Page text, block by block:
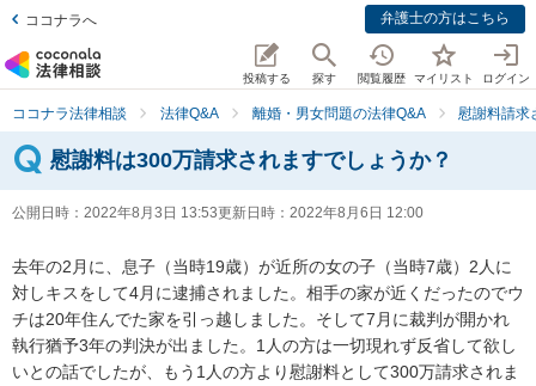
ココナラへ 弁護士の方はこちら
投稿する 探す 閲覧履歴 マイリスト ログイン
ココナラ法律相談 法律Q&A 離婚・男女問題の法律Q&A 慰謝料請求
慰謝料は300万請求されますでしょうか？
公開日時： 2022年8月3日 13:53更新日時： 2022年8月6日 12:00
去年の2月に、息子（当時19歳）が近所の女の子（当時7歳）2人に
対しキスをして4月に逮捕されました。相手の家が近くだったのでウ
チは20年住んでた家を引っ越しました。そして7月に裁判が開かれ
執行猶予3年の判決が出ました。1人の方は一切現れず反省して欲し
いとの話でしたが、もう1人の方より慰謝料として300万請求されま